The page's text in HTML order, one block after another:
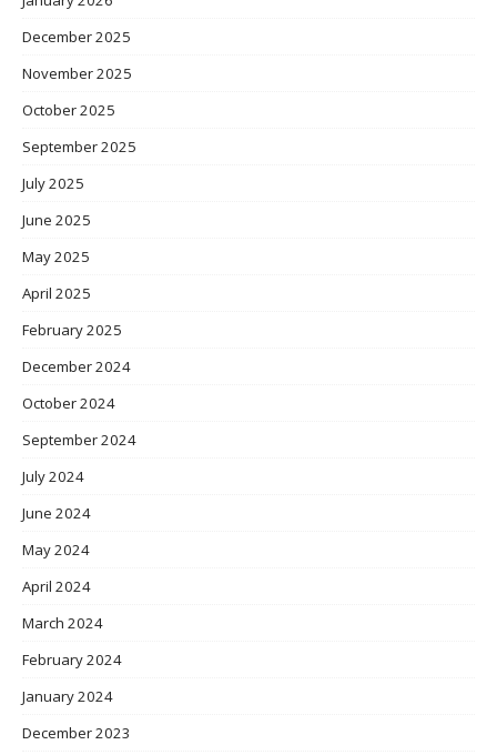
December 2025
November 2025
October 2025
September 2025
July 2025
June 2025
May 2025
April 2025
February 2025
December 2024
October 2024
September 2024
July 2024
June 2024
May 2024
April 2024
March 2024
February 2024
January 2024
December 2023